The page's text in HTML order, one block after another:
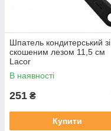
Шпатель кондитерський зі
скошеним лезом 11,5 см
Lacor
В наявності
251 ₴
Купити